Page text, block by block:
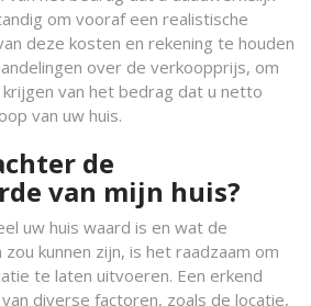
om vooraf een realistische
deze kosten en rekening te houden
over de verkoopprijs, om
van het bedrag dat u netto
van uw huis.
de
van mijn huis?
uw huis waard is en wat de
kunnen zijn, is het raadzaam om
te laten uitvoeren. Een erkend
diverse factoren, zoals de locatie,